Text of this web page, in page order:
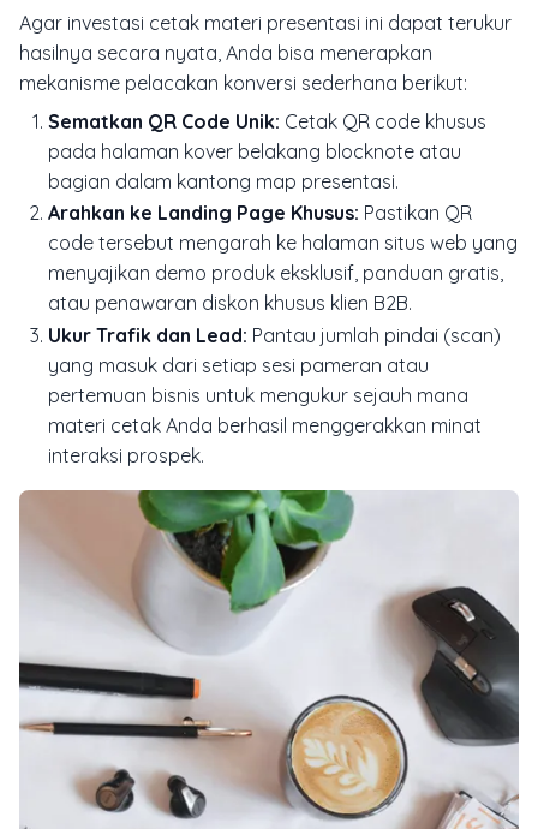
Agar investasi cetak materi presentasi ini dapat terukur
hasilnya secara nyata, Anda bisa menerapkan
mekanisme pelacakan konversi sederhana berikut:
Sematkan QR Code Unik: Cetak QR code khusus
pada halaman kover belakang blocknote atau
bagian dalam kantong map presentasi.
Arahkan ke Landing Page Khusus: Pastikan QR
code tersebut mengarah ke halaman situs web yang
menyajikan demo produk eksklusif, panduan gratis,
atau penawaran diskon khusus klien B2B.
Ukur Trafik dan Lead: Pantau jumlah pindai (scan)
yang masuk dari setiap sesi pameran atau
pertemuan bisnis untuk mengukur sejauh mana
materi cetak Anda berhasil menggerakkan minat
interaksi prospek.